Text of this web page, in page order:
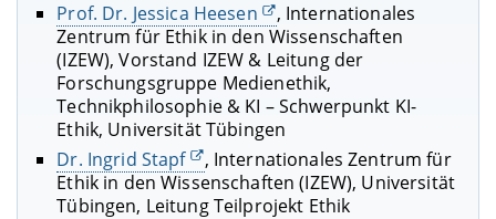
Prof. Dr. Jessica Heesen
, Internationales
Zentrum für Ethik in den Wissenschaften
(IZEW), Vorstand IZEW & Leitung der
Forschungsgruppe Medienethik,
Technikphilosophie & KI – Schwerpunkt KI-
Ethik, Universität Tübingen
Dr. Ingrid Stapf
, Internationales Zentrum für
Ethik in den Wissenschaften (IZEW), Universität
Tübingen, Leitung Teilprojekt Ethik